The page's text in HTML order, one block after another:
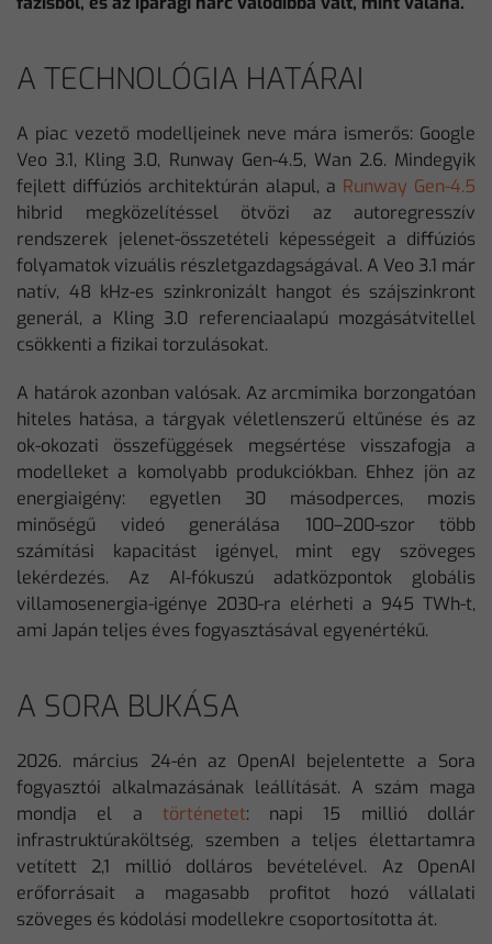
A TECHNOLÓGIA HATÁRAI
A piac vezető modelljeinek neve mára ismerős: Google
Veo 3.1, Kling 3.0, Runway Gen-4.5, Wan 2.6. Mindegyik
fejlett diffúziós architektúrán alapul, a Runway Gen-4.5
hibrid megközelítéssel ötvözi az autoregresszív
rendszerek jelenet-összetételi képességeit a diffúziós
folyamatok vizuális részletgazdagságával. A Veo 3.1 már
natív, 48 kHz-es szinkronizált hangot és szájszinkront
generál, a Kling 3.0 referenciaalapú mozgásátvitellel
csökkenti a fizikai torzulásokat.
A határok azonban valósak. Az arcmimika borzongatóan
hiteles hatása, a tárgyak véletlenszerű eltűnése és az
ok-okozati összefüggések megsértése visszafogja a
modelleket a komolyabb produkciókban. Ehhez jön az
energiaigény: egyetlen 30 másodperces, mozis
minőségű videó generálása 100–200-szor több
számítási kapacitást igényel, mint egy szöveges
lekérdezés. Az AI-fókuszú adatközpontok globális
villamosenergia-igénye 2030-ra elérheti a 945 TWh-t,
ami Japán teljes éves fogyasztásával egyenértékű.
A SORA BUKÁSA
2026. március 24-én az OpenAI bejelentette a Sora
fogyasztói alkalmazásának leállítását. A szám maga
mondja el a történetet: napi 15 millió dollár
infrastruktúraköltség, szemben a teljes élettartamra
vetített 2,1 millió dolláros bevételével. Az OpenAI
erőforrásait a magasabb profitot hozó vállalati
szöveges és kódolási modellekre csoportosította át.